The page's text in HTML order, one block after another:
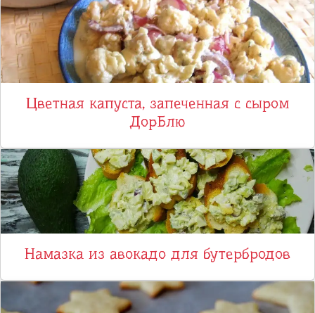
Цветная капуста, запеченная с сыром
ДорБлю
Намазка из авокадо для бутербродов